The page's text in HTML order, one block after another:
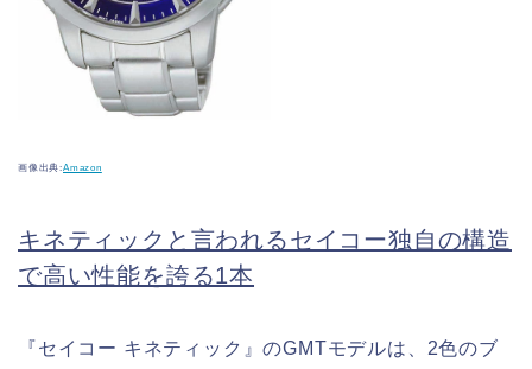
画像出典:Amazon
キネティックと言われるセイコー独自の構造
で高い性能を誇る1本
『セイコー キネティック』のGMTモデルは、2色のブ